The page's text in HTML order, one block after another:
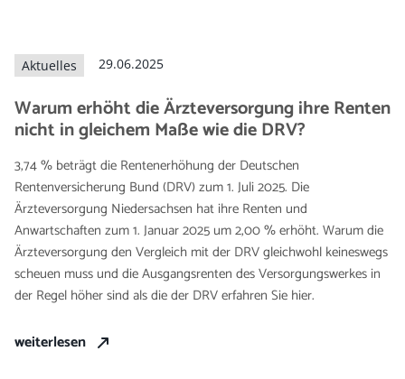
Aktuelles 29.06.2025
Warum erhöht die Ärzteversorgung ihre Renten
nicht in gleichem Maße wie die DRV?
3,74 % beträgt die Rentenerhöhung der Deutschen
Rentenversicherung Bund (DRV) zum 1. Juli 2025. Die
Ärzteversorgung Niedersachsen hat ihre Renten und
Anwartschaften zum 1. Januar 2025 um 2,00 % erhöht. Warum die
Ärzteversorgung den Vergleich mit der DRV gleichwohl keineswegs
scheuen muss und die Ausgangsrenten des Versorgungswerkes in
der Regel höher sind als die der DRV erfahren Sie hier.
weiterlesen